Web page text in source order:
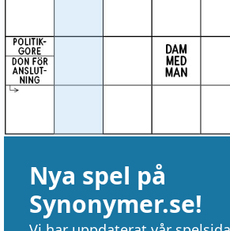
Nya spel på
Synonymer.se!